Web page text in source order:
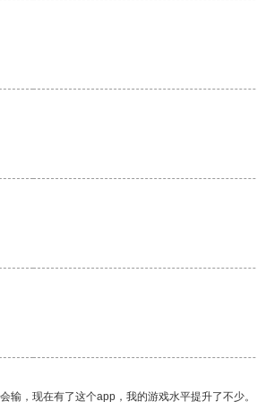
，现在有了这个app，我的游戏水平提升了不少。